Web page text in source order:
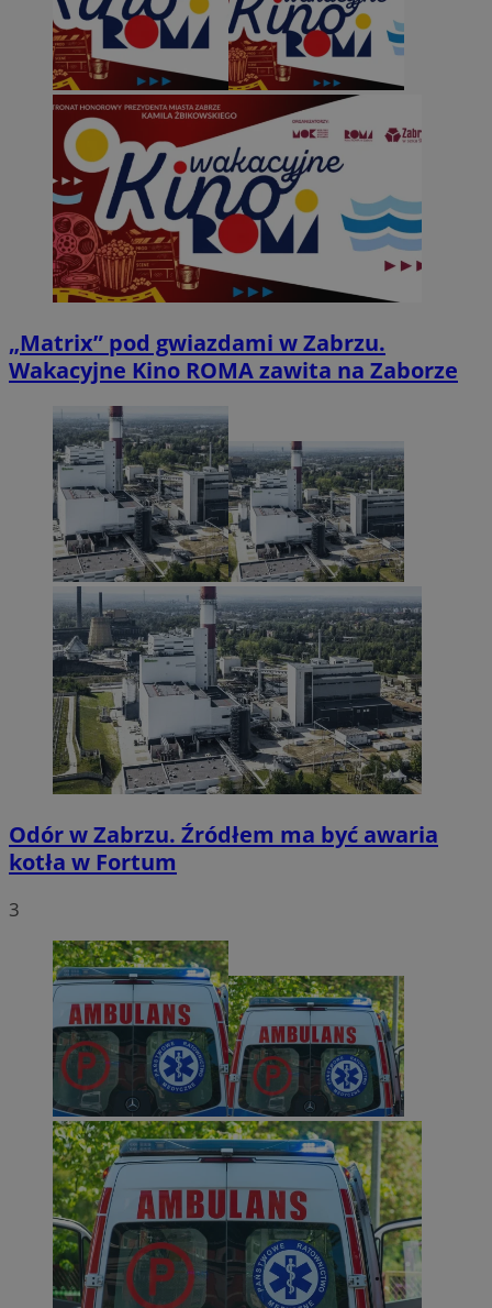
„Matrix” pod gwiazdami w Zabrzu.
Wakacyjne Kino ROMA zawita na Zaborze
Odór w Zabrzu. Źródłem ma być awaria
kotła w Fortum
3